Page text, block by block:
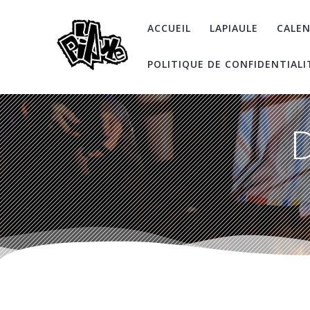
ACCUEIL LAPIAULE
POLITIQUE DE